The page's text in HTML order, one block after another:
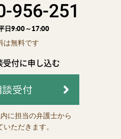
956-251
日9:00～17:00
は無料です
受付に申し込む
受付
に担当の弁護士から
ただきます。